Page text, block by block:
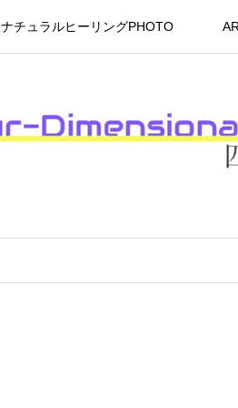
ナチュラルヒーリングPHOTO